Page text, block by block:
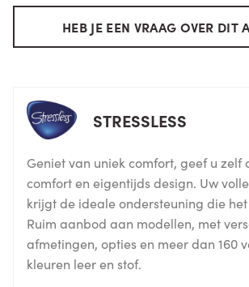
HEB JE EEN VRAAG OVER DIT
STRESSLESS
Geniet van uniek comfort, geef u zelf
comfort en eigentijds design. Uw
krijgt de ideale ondersteuning die
Ruim aanbod aan modellen, met
afmetingen, opties en meer dan 160
kleuren leer en stof.